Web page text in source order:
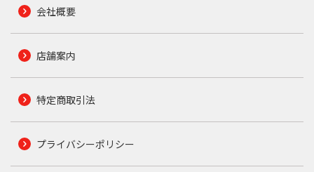
会社概要
店舗案内
特定商取引法
プライバシーポリシー